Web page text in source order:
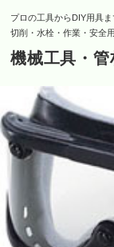
プロの工具からDIY用具
切削・水栓・作業・安全
機械工具・